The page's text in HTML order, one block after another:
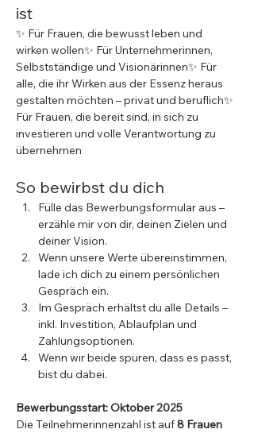
ist
✨ Für Frauen, die bewusst leben und
wirken wollen✨ Für Unternehmerinnen,
Selbstständige und Visionärinnen✨ Für
alle, die ihr Wirken aus der Essenz heraus
gestalten möchten – privat und beruflich✨
Für Frauen, die bereit sind, in sich zu
investieren und volle Verantwortung zu
übernehmen
So bewirbst du dich
Fülle das Bewerbungsformular aus –
erzähle mir von dir, deinen Zielen und
deiner Vision.
Wenn unsere Werte übereinstimmen,
lade ich dich zu einem persönlichen
Gespräch ein.
Im Gespräch erhältst du alle Details –
inkl. Investition, Ablaufplan und
Zahlungsoptionen.
Wenn wir beide spüren, dass es passt,
bist du dabei.
Bewerbungsstart: Oktober 2025
Die Teilnehmerinnenzahl ist auf 8 Frauen